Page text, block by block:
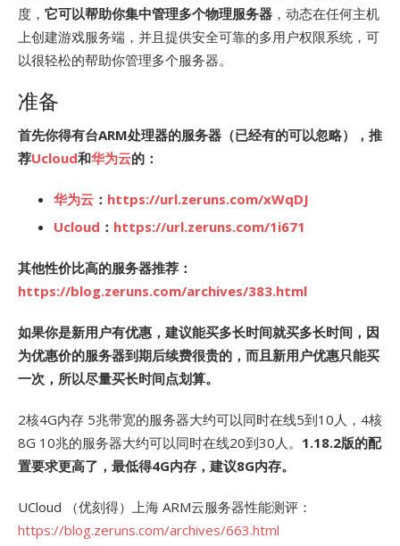
度， 它可以帮助你集中管理多个物理服务器 ，动态在任何主机
上创建游戏服务端，并且提供安全可靠的多用户权限系统，可
以很轻松的帮助你管理多个服务器。
准备
首先你得有台ARM处理器的服务器（已经有的可以忽略），推
荐Ucloud和华为云的：
华为云 ： https://url.zeruns.com/xWqDJ
Ucloud ： https://url.zeruns.com/1i671
其他性价比高的服务器推荐：
https://blog.zeruns.com/archives/383.html
如果你是新用户有优惠，建议能买多长时间就买多长时间，因
为优惠价的服务器到期后续费很贵的，而且新用户优惠只能买
一次，所以尽量买长时间点划算。
2核4G内存 5兆带宽的服务器大约可以同时在线5到10人，4核
8G 10兆的服务器大约可以同时在线20到30人。 1.18.2版的配
置要求更高了，最低得4G内存，建议8G内存。
UCloud （优刻得）上海 ARM云服务器性能测评：
https://blog.zeruns.com/archives/663.html